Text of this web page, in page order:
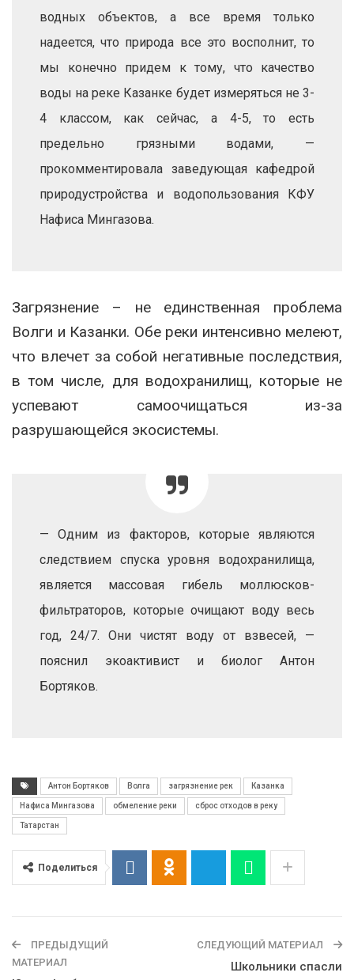
водных объектов, а все время только
надеется, что природа все это восполнит, то
мы конечно придем к тому, что качество
воды на реке Казанке будет измеряться не 3-
4 классом, как сейчас, а 4-5, то есть
предельно грязными водами, —
прокомментировала заведующая кафедрой
природустройства и водопользования КФУ
Нафиса Мингазова.
Загрязнение – не единственная проблема
Волги и Казанки. Обе реки интенсивно мелеют,
что влечет за собой негативные последствия,
в том числе, для водохранилищ, которые не
успевают самоочищаться из-за
разрушающейся экосистемы.
— Одним из факторов, которые являются
следствием спуска уровня водохранилища,
является массовая гибель моллюсков-
фильтраторов, которые очищают воду весь
год, 24/7. Они чистят воду от взвесей, —
пояснил экоактивист и биолог Антон
Бортяков.
Антон Бортяков Волга загрязнение рек Казанка
Нафиса Мингазова обмеление реки сброс отходов в реку
Татарстан
Поделиться
ПРЕДЫДУЩИЙ
МАТЕРИАЛ
СЛЕДУЮЩИЙ МАТЕРИАЛ
Школьники спасли